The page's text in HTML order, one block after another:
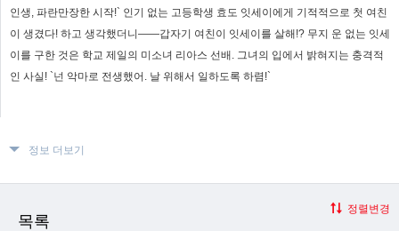
인생, 파란만장한 시작!` 인기 없는 고등학생 효도 잇세이에게 기적적으로 첫 여친
이 생겼다! 하고 생각했더니――갑자기 여친이 잇세이를 살해!? 무지 운 없는 잇세
이를 구한 것은 학교 제일의 미소녀 리아스 선배. 그녀의 입에서 밝혀지는 충격적
인 사실! `넌 악마로 전생했어. 날 위해서 일하도록 하렴!`
정보 더보기
목록
정렬변경